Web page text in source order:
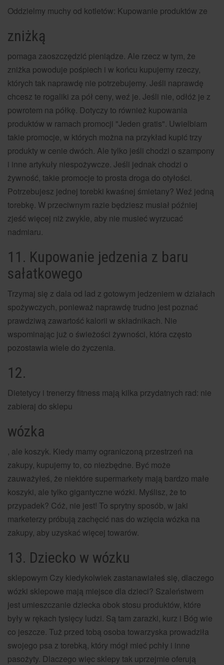
Oddzielmy muchy od kotletów: Kupowanie produktów ze
zniżką
pomaga zaoszczędzić pieniądze. Ale rzecz w tym, że
zniżka powoduje pośpiech i w końcu kupujemy rzeczy,
których tak naprawdę nie potrzebujemy. Jeśli naprawdę
chcesz te rogaliki za pół ceny, weź je. Jeśli nie, odłóż je z
powrotem na półkę. Dotyczy to również kupowania
produktów w ramach promocji "Jeden gratis". Uwielbiam
takie promocje, w których można na przykład kupić trzy
produkty w cenie dwóch. Ale tylko jeśli chodzi o szampony
i inne artykuły niespożywcze. Jeśli jednak chodzi o
żywność, takie promocje to prosta droga do otyłości.
Potrzebujesz jednej torebki kwaśnej śmietany? Weź jedną
torebkę. W przeciwnym razie będziesz musiał później
zjeść więcej niż zwykle, aby nie musieć wyrzucać
nadmiaru.
11. Kupowanie jedzenia z baru
sałatkowego
Trzymaj się z dala od lad z gotowym jedzeniem w działach
spożywczych, ponieważ naprawdę trudno jest poznać
prawdziwą zawartość kalorii w składnikach. Nie
wspominając już o świeżości żywności, która często
pozostawia wiele do życzenia.
12.
Dietetycy i trenerzy fitness mają kilka przydatnych rad: nie
zabieraj do sklepu
wózka
, ale koszyk. Kiedy mamy ograniczoną przestrzeń na
zakupy, kupujemy to, co niezbędne. Być może
zauważyłeś, że niektóre supermarkety mają bardzo małe
koszyki, ale tylko gigantyczne wózki. Myślisz, że to
przypadek? Cóż, nie jest! To sprytny sposób, w jaki
marketerzy próbują zachęcić nas do wzięcia wózka na
zakupy, aby uzyskać więcej towarów.
13. Dziecko w wózku
sklepowym Czy kiedykolwiek zastanawiałeś się, dlaczego
wózki sklepowe mają miejsce dla dzieci? Szaleństwem
jest umieszczanie dziecka obok stosu produktów, które
były w rękach tysięcy ludzi. Są tam zarazki, kurz i Bóg wie
co jeszcze. Tuż przed tobą osoba towarzyska prowadziła
swojego psa z torebką, który mógł mieć pchły i inne
pasożyty. Dlaczego więc sklepy tak uprzejmie oferują